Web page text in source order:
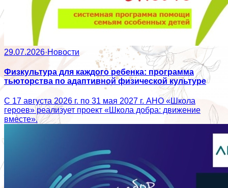
29.07.2026·Новости
Физкультура для каждого ребенка: программа
тьюторства по адаптивной физической культуре
С 17 августа 2026 г. по 31 мая 2027 г. АНО «Школа
героев» реализует проект «Школа добра: движение
вместе».